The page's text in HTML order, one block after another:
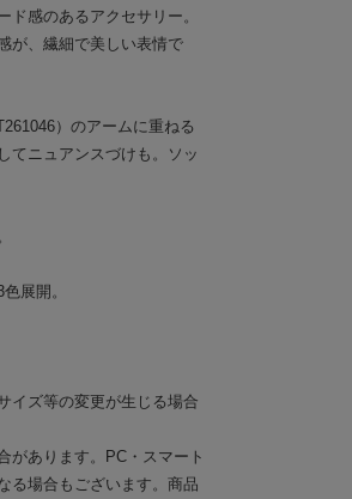
感のあるアクセサリー。
が、繊細で美しい表情で
）のアームに重ねる
てニュアンスづけも。ソッ
展開。
イズ等の変更が生じる場合
があります。PC・スマート
る場合もございます。商品